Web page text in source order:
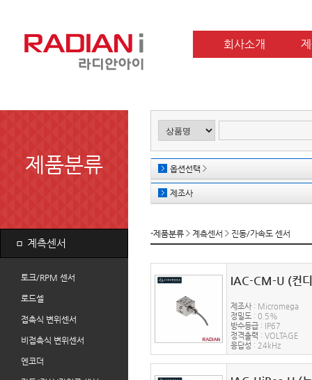
회사소개
제품분류
ㅁ 계측센서
토크/RPM 센서
로드셀
접촉식 변위센서
비접촉식 변위센서
엔코더
옵션선택
제조사
-제품분류 계측센서 진동/가속도 센서
IAC-CM-U (컨
제조사 : Micromega
정밀도 : 0.5%
방수등급 : IP67
정격출력 : VOLTAGE
응답성 : 24kHz